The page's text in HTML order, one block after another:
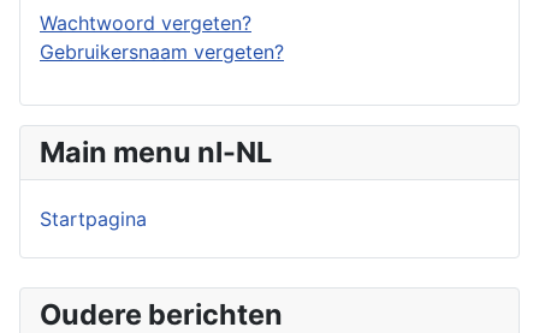
Wachtwoord vergeten?
Gebruikersnaam vergeten?
Main menu nl-NL
Startpagina
Oudere berichten